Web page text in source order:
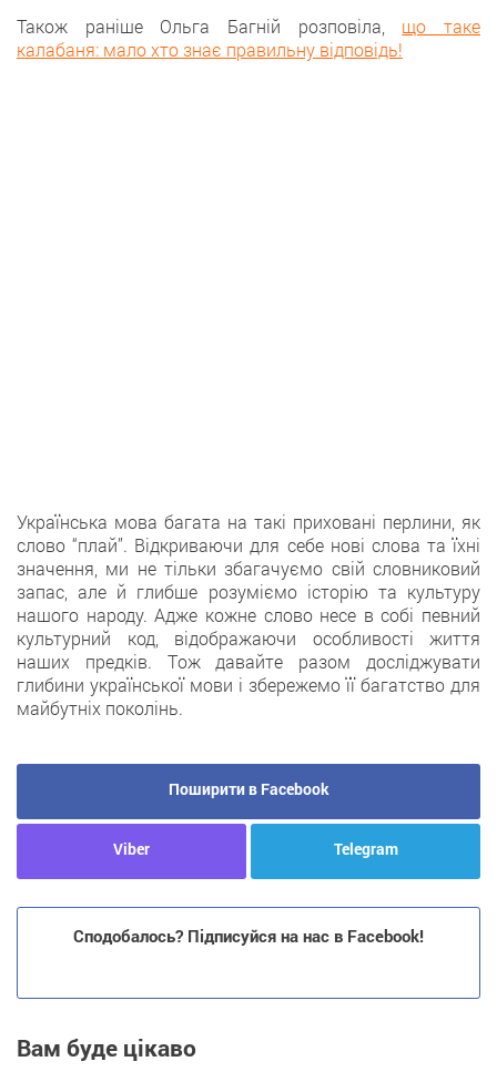
Також ранішe Ольга Багній розповілa, що таке
калабаня: мало хто знає правильну відповідь!
Українська мова багата нa такі приховані перлини, як
слово “плай”. Відкриваючи для себе новi слова тa їхні
значення, ми не тільки збагачуємо свій словниковий
запас, алe й глибше розуміємо історію та культуру
нашого народу. Аджe кожне слово несе в собі певний
культурний код, відображаючи особливості життя
наших предків. Тoж давайте разом досліджувати
глибини української мови i збережемо її багатство для
майбутніх поколiнь.
Поширити в Facebook
Viber Telegram
Сподобалось? Підписуйся на нас в Facebook!
Вам буде цікаво